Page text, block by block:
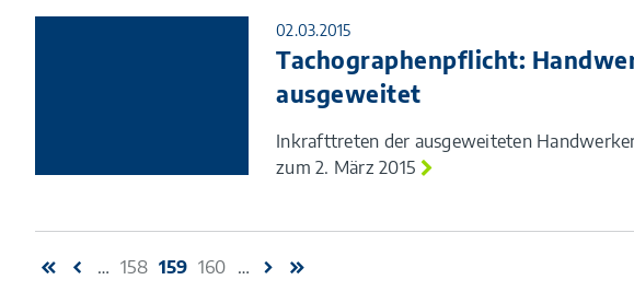
02.03.2015
Tachographenpflicht:
ausgeweitet
Inkrafttreten der ausgeweiteten
zum 2. März 2015
… 158 159 160 …